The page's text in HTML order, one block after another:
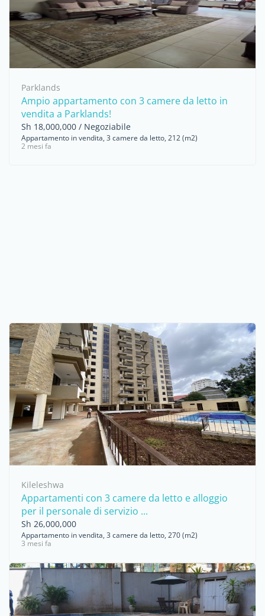
Parklands
Ampio appartamento con 3 camere da letto in
vendita a Parklands!
Sh 18,000,000 / Negoziabile
Appartamento in vendita, 3 camere da letto, 212 (m2)
2 mesi fa
Kileleshwa
Appartamenti con 3 camere da letto e alloggio
per il personale di servizio ...
Sh 26,000,000
Appartamento in vendita, 3 camere da letto, 270 (m2)
3 mesi fa